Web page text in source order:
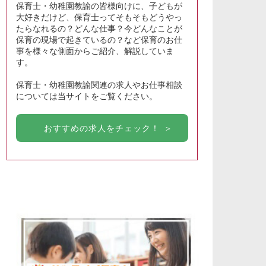
保育士・幼稚園教諭の皆様向けに、子どもが
大好きだけど、保育士ってそもそもどうやっ
たらなれるの？どんな仕事？今どんなことが
保育の現場で起きているの？など保育のお仕
事を様々な側面からご紹介、解説していま
す。
保育士・幼稚園教諭関連の求人やお仕事相談
については当サイトをご覧ください。
おすすめの求人をチェック！